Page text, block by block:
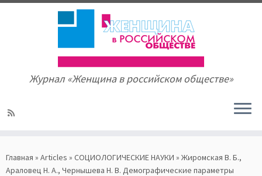
to
content
Журнал «Женщина в российском обществе»
Главная » Articles » СОЦИОЛОГИЧЕСКИЕ НАУКИ » Жиромская В. Б.,
Араловец Н. А., Чернышева Н. В. Демографические параметры